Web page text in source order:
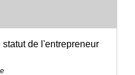
de l'entrepreneur